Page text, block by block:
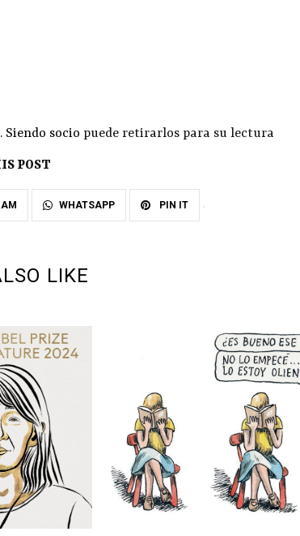
. Siendo socio puede retirarlos para su lectura
POST
WHATSAPP PIN IT
LIKE